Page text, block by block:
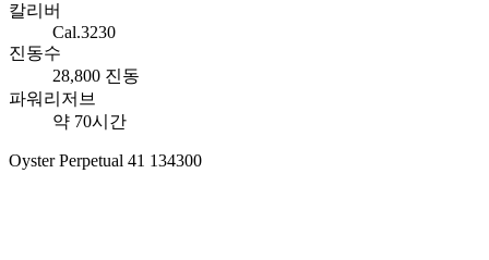
칼리버
Cal.3230
진동수
28,800 진동
파워리저브
약 70시간
Oyster Perpetual 41 134300